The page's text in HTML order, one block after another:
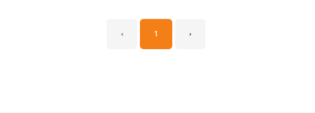
‹ 1 ›